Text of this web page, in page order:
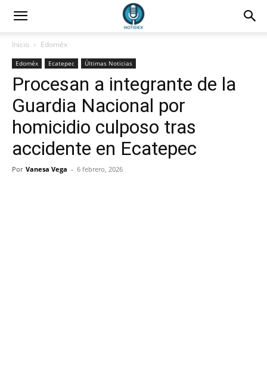
Inicio Edoméx
Edoméx Ecatepec Últimas Noticias
Procesan a integrante de la
Guardia Nacional por
homicidio culposo tras
accidente en Ecatepec
Por Vanesa Vega - 6 febrero, 2026